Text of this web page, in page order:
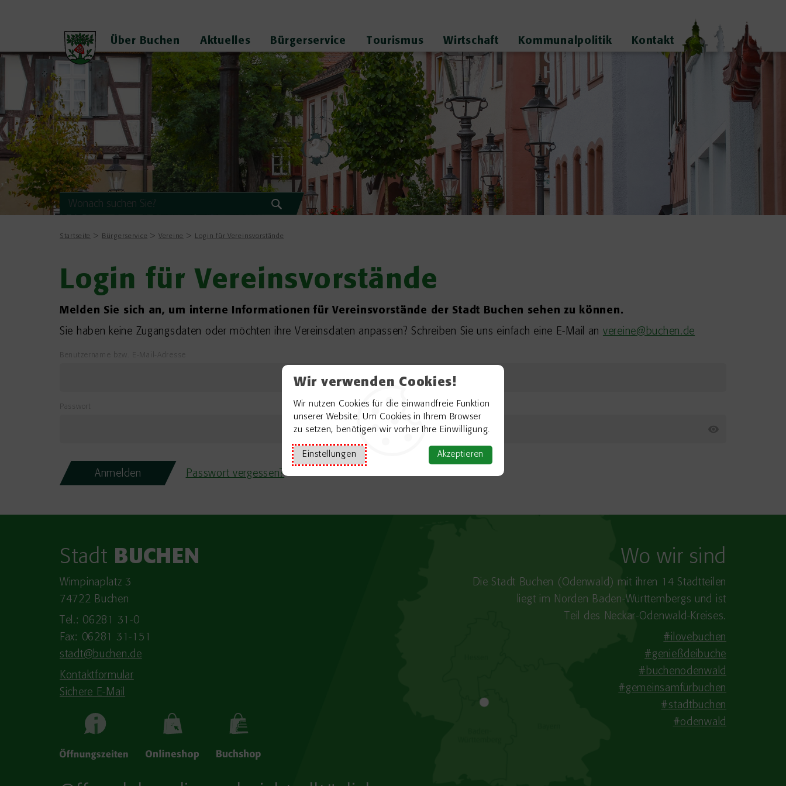
Wir verwenden Cookies!
Wir nutzen Cookies für die einwandfreie Funktion
unserer Website. Um Cookies in Ihrem Browser
zu setzen, benötigen wir vorher Ihre Einwilligung.
Einstellungen Akzeptieren
Über Buchen Aktuelles Bürgerservice Tourismus Wirtschaft Kommunalpolitik Kontakt
Startseite Bürgerservice Vereine Login für Vereinsvorstände
Login für Vereinsvorstände
Melden Sie sich an, um interne Informationen für Vereinsvorstände der Stadt Buchen sehen zu können.
Sie haben keine Zugangsdaten oder möchten ihre Vereinsdaten anpassen? Schreiben Sie uns einfach eine E-Mail an vereine@buchen.de
Benutzername bzw. E-Mail-Adresse
Passwort
Passwort vergessen?
Stadt BUCHEN
Wimpinaplatz 3
74722 Buchen
Tel.: 06281 31-0
Fax: 06281 31-151
stadt@buchen.de
Kontaktformular
Sichere E-Mail
Wo wir sind
Die Stadt Buchen (Odenwald) mit ihren 14 Stadtteilen
liegt im Norden Baden-​Württembergs und ist
Teil des Neckar-Odenwald-Kreises.
#ilovebuchen
#genießdeibuche
#buchenodenwald
#gemeinsamfürbuchen
#stadtbuchen
#odenwald